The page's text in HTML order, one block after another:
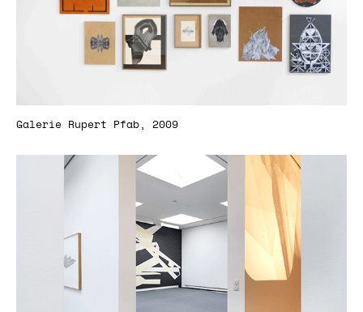
Galerie Rupert Pfab, 2009